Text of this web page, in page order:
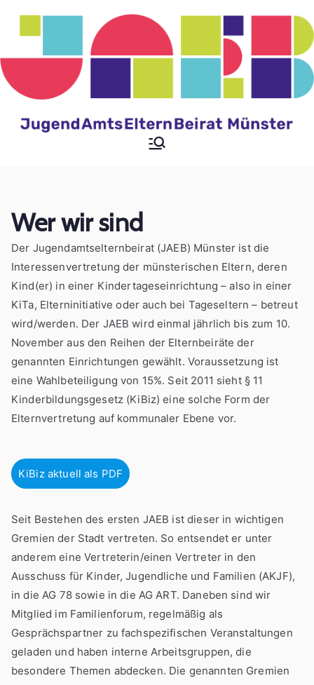
Jugendamtselternbeir
Wer wir sind
Der Jugendamtselternbeirat (JAEB) Münster ist die
Interessenvertretung der münsterischen Eltern, deren
Kind(er) in einer Kindertageseinrichtung – also in einer
KiTa, Elterninitiative oder auch bei Tageseltern – betreut
wird/werden. Der JAEB wird einmal jährlich bis zum 10.
November aus den Reihen der Elternbeiräte der
genannten Einrichtungen gewählt. Voraussetzung ist
eine Wahlbeteiligung von 15%. Seit 2011 sieht § 11
Kinderbildungsgesetz (KiBiz) eine solche Form der
Elternvertretung auf kommunaler Ebene vor.
KiBiz aktuell als PDF
Seit Bestehen des ersten JAEB ist dieser in wichtigen
Gremien der Stadt vertreten. So entsendet er unter
anderem eine Vertreterin/einen Vertreter in den
Ausschuss für Kinder, Jugendliche und Familien (AKJF),
in die AG 78 sowie in die AG ART. Daneben sind wir
Mitglied im Familienforum, regelmäßig als
Gesprächspartner zu fachspezifischen Veranstaltungen
geladen und haben interne Arbeitsgruppen, die
besondere Themen abdecken. Die genannten Gremien